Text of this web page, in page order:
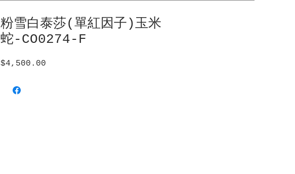
粉雪白泰莎(單紅因子)玉米
蛇-CO0274-F
$4,500.00